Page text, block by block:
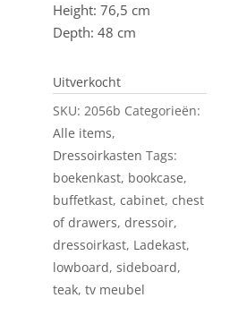
Height: 76,5 cm
Depth: 48 cm
Uitverkocht
SKU:2056b Categorieën:
Alle items,
Dressoirkasten Tags:
boekenkast, bookcase,
buffetkast,cabinet,chest
of drawers,dressoir,
dressoirkast, Ladekast,
lowboard,sideboard,
teak,tv meubel